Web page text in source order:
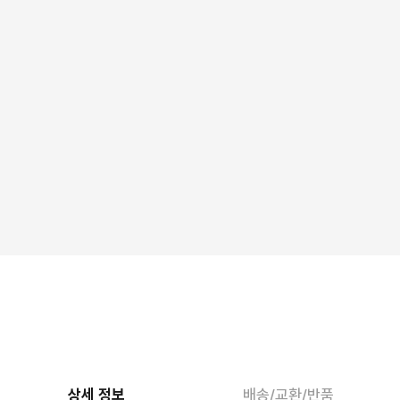
상세 정보 배송/교환/반품